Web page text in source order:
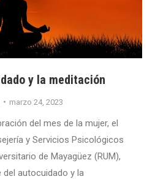
y la meditación
marzo 24, 2023
del mes de la mujer, el
y Servicios Psicológicos
de Mayagüez (RUM),
autocuidado y la